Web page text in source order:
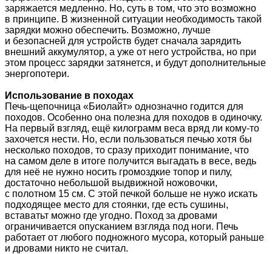
заряжается медленно. Но, суть в том, что это возможно
в принципе. В жизненной ситуации необходимость такой
зарядки можно обеспечить. Возможно, лучше
и безопасней для устройств будет сначала зарядить
внешний аккумулятор, а уже от него устройства, но при
этом процесс зарядки затянется, и будут дополнительные
энергопотери.
Использование в походах
Печь-щепочница «Биолайт» однозначно годится для
походов. Особенно она полезна для походов в одиночку.
На первый взгляд, ещё килограмм веса вряд ли кому-то
захочется нести. Но, если пользоваться печью хотя бы
несколько походов, то сразу приходит понимание, что
на самом деле в итоге получится выгадать в весе, ведь
для неё не нужно носить громоздкие топор и пилу,
достаточно небольшой выдвижной ножовочки,
с полотном 15 см. С этой печкой больше не нужо искать
подходящее место для стоянки, где есть сушины,
вставатьт можно где угодно. Поход за дровами
ограничивается опусканием взгляда под ноги. Печь
работает от любого подножного мусора, который раньше
и дровами никто не считал.